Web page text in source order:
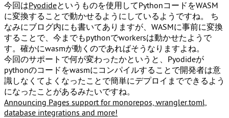
今回はPyodideというものを使用してPythonコードをWASM
に変換することで動かせるようにしているようですね。 ち
なみにブログ内にも書いてありますが、WASMに事前に変換
することで、今までもpythonでworkersは動かせたようで
す。確かにwasmが動くのであればそうなりますよね。
今回のサポートで何が変わったかというと、Pyodideが
pythonのコードをwasmにコンパイルすることで開発者は意
識しなくてよくなったことで簡単にデプロイまでできるよう
になったことがあるみたいですね。
Announcing Pages support for monorepos, wrangler.toml,
database integrations and more!